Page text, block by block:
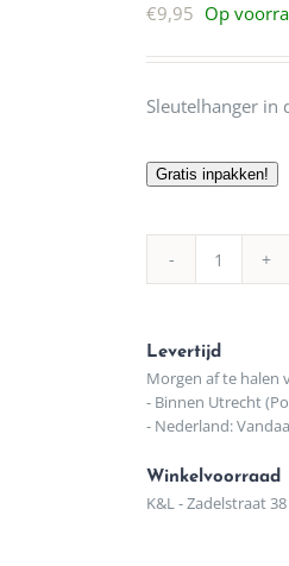
€9,95 Op
Sleutelhanger in
Gratis inpakken!
trompet
essen
Levertijd
Morgen af te halen
- Binnen Utrecht
- Nederland:
Winkelvoorraad
K&L - Zadelstraat 38